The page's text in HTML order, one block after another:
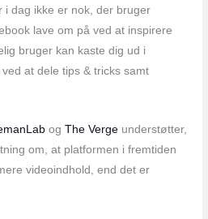
i dag ikke er nok, der bruger
lave om på ved at inspirere
bruger kan kaste dig ud i
at dele tips & tricks samt
ogThe Verge understøtter,
om, at platformen i fremtiden
videoindhold, end det er